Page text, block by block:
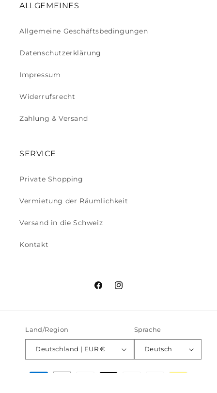
ALLGEMEINES
Allgemeine Geschäftsbedingungen
Datenschutzerklärung
Impressum
Widerrufsrecht
Zahlung & Versand
SERVICE
Private Shopping
Vermietung der Räumlichkeit
Versand in die Schweiz
Kontakt
FacebookInstagram
Land/Region
Deutschland | EUR €
Sprache
Deutsch
Zahlungsmethoden